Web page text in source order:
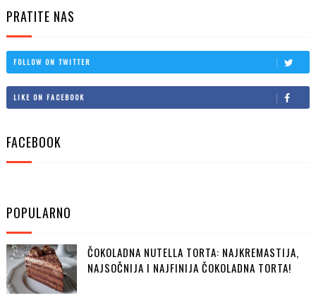
PRATITE NAS
FOLLOW ON TWITTER
LIKE ON FACEBOOK
FACEBOOK
POPULARNO
ČOKOLADNA NUTELLA TORTA: NAJKREMASTIJA,
NAJSOČNIJA I NAJFINIJA ČOKOLADNA TORTA!